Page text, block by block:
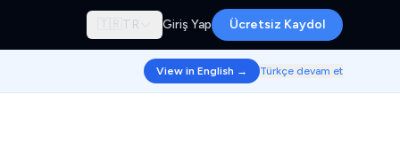
🇹🇷 TR Giriş Yap Ücretsiz Kaydol
View in English → Türkçe devam et